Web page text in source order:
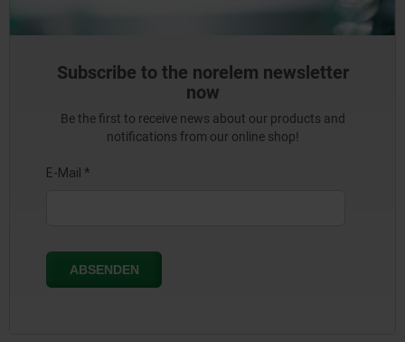
Subscribe to the norelem newsletter
now
Be the first to receive news about our products and
notifications from our online shop!